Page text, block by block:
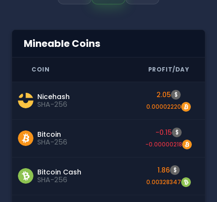
Mineable Coins
COIN PROFIT/DAY
Nicehash
SHA-256
2.05 $
0.00002220
Bitcoin
SHA-256
-0.15 $
-0.00000218
Bitcoin Cash
SHA-256
1.86 $
0.00328347